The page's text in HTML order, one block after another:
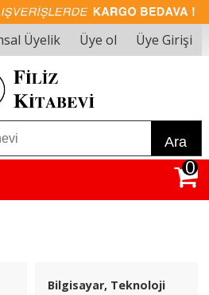
Üyelik Üye ol Üye Girişi
Ara
0
Bilgisayar, Teknoloji